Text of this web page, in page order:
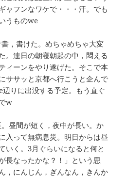
ャフンなワケで・・・汗。でも
うものwe
書，書けた。めちゃめちゃ大変
。連日の朝寝朝起の中，悶える
ィーンをやり遂げた。そこで本
ササッと京都へ行こうと企んで
りに出没する予定。もう直ぐ
w
。昼間が短く，夜中が長い。か
入って無病息災。明日からは昼
いく。3月ぐらいになると何と
長なったかな？！」という思
，にんじん，ぎんなん，きんか